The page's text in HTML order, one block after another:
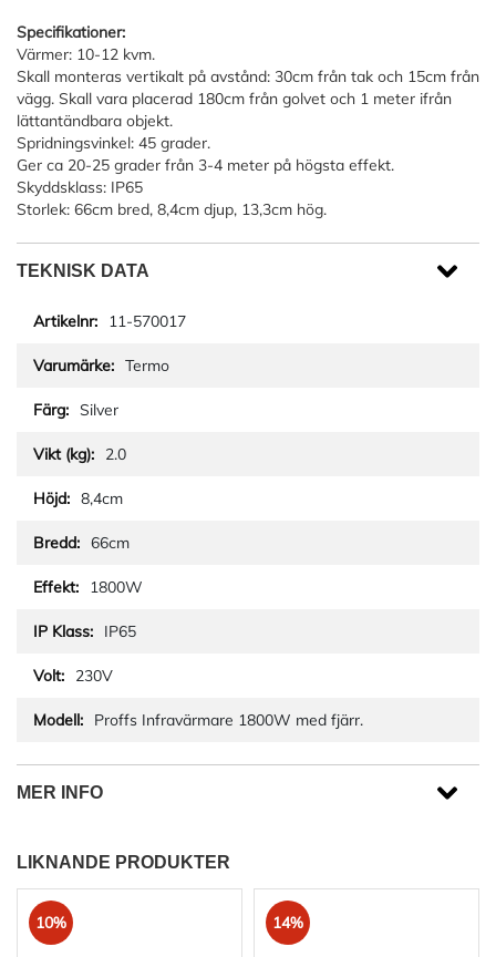
Specifikationer:
Värmer: 10-12 kvm.
Skall monteras vertikalt på avstånd: 30cm från tak och 15cm från
vägg. Skall vara placerad 180cm från golvet och 1 meter ifrån
lättantändbara objekt.
Spridningsvinkel: 45 grader.
Ger ca 20-25 grader från 3-4 meter på högsta effekt.
Skyddsklass: IP65
Storlek: 66cm bred, 8,4cm djup, 13,3cm hög.
TEKNISK DATA
11-570017
Termo
Silver
2.0
8,4cm
66cm
1800W
IP65
230V
Proffs Infravärmare 1800W med fjärr.
MER INFO
LIKNANDE PRODUKTER
10% 14%